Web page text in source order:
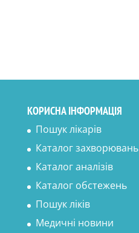
КОРИСНА ІНФОРМАЦІЯ
Пошук лікарів
Каталог захворювань
Каталог аналізів
Каталог обстежень
Пошук ліків
Медичні новини